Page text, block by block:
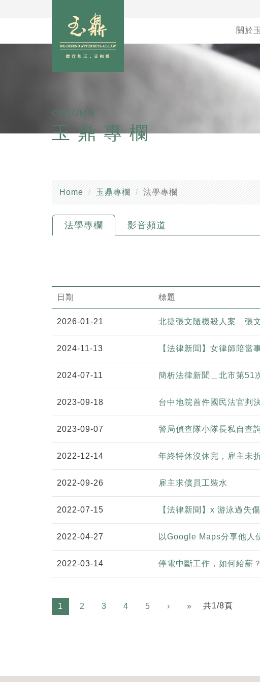
關於
COLUMN
玉鼎專欄
Home 玉鼎專欄 法學專欄
法學專欄 影音頻道
日期 標題
2026-01-21 北捷張文隨機殺人案 張
2024-11-13 【法律新聞】女律師陪當
2024-07-11 簡析法律新聞＿北市第51
2023-09-18 台中地院首件國民法官判
2023-09-07 警局偵查隊小隊長私自查
2022-12-14 年終特休沒休完，雇主未
2022-09-26 雇主求償員工裝水
2022-07-15 【法律新聞】x 游泳過失
2022-04-27 以Google Maps分享他人
2022-03-14 停電中斷工作，如何給薪？
1 2 3 4 5 › » Next共1/8頁